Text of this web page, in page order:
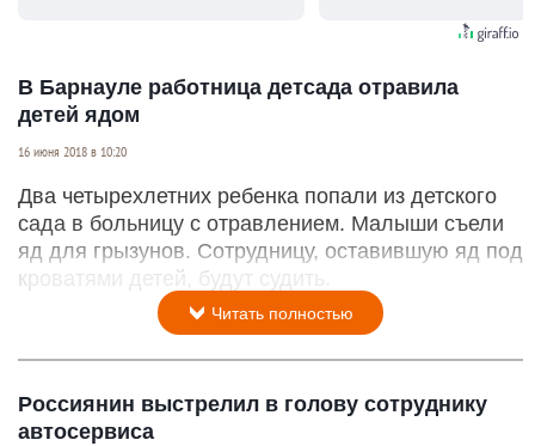
В Барнауле работница детсада отравила
детей ядом
16 июня 2018 в 10:20
Два четырехлетних ребенка попали из детского
сада в больницу с отравлением. Малыши съели
яд для грызунов. Сотрудницу, оставившую яд под
кроватями детей, будут судить.
Читать полностью
Россиянин выстрелил в голову сотруднику
автосервиса